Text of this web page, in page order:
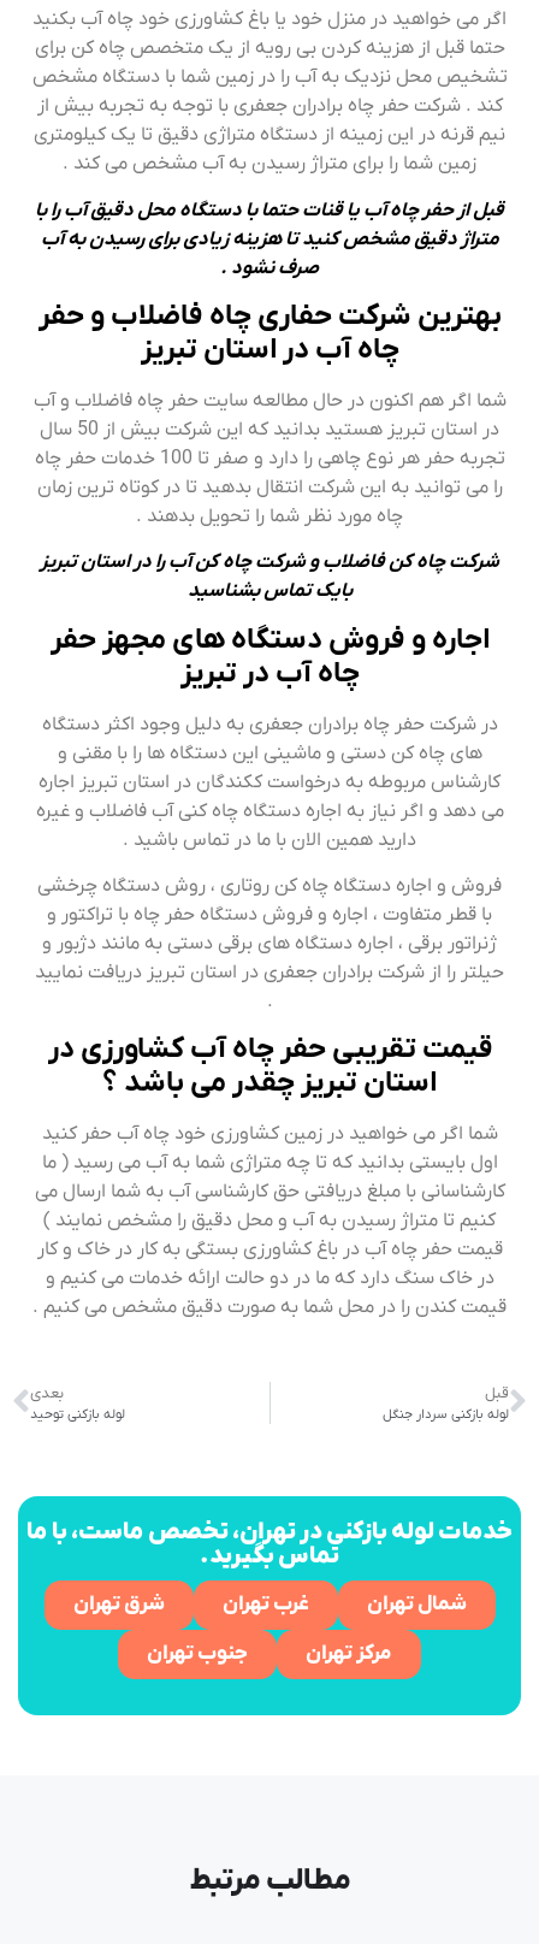
اگر می خواهید در منزل خود یا باغ کشاورزی خود چاه آب بکنید
حتما قبل از هزینه کردن بی رویه از یک متخصص چاه کن برای
تشخیص محل نزدیک به آب را در زمین شما با دستگاه مشخص
کند . شرکت حفر چاه برادران جعفری با توجه به تجربه بیش از
نیم قرنه در این زمینه از دستگاه متراژی دقیق تا یک کیلومتری
زمین شما را برای متراژ رسیدن به آب مشخص می کند .
قبل از حفر چاه آب یا قنات حتما با دستگاه محل دقیق آب را با
متراژ دقیق مشخص کنید تا هزینه زیادی برای رسیدن به آب
صرف نشود .
بهترین شرکت حفاری چاه فاضلاب و حفر
چاه آب در استان تبریز
شما اگر هم اکنون در حال مطالعه سایت حفر چاه فاضلاب و آب
در استان تبریز هستید بدانید که این شرکت بیش از 50 سال
تجربه حفر هر نوع چاهی را دارد و صفر تا 100 خدمات حفر چاه
را می توانید به این شرکت انتقال بدهید تا در کوتاه ترین زمان
چاه مورد نظر شما را تحویل بدهند .
شرکت چاه کن فاضلاب و شرکت چاه کن آب را در استان تبریز
بایک تماس بشناسید
اجاره و فروش دستگاه های مجهز حفر
چاه آب در تبریز
در شرکت حفر چاه برادران جعفری به دلیل وجود اکثر دستگاه
های چاه کن دستی و ماشینی این دستگاه ها را با مقنی و
کارشناس مربوطه به درخواست ککندگان در استان تبریز اجاره
می دهد و اگر نیاز به اجاره دستگاه چاه کنی آب فاضلاب و غیره
دارید همین الان با ما در تماس باشید .
فروش و اجاره دستگاه چاه کن روتاری ، روش دستگاه چرخشی
با قطر متفاوت ، اجاره و فروش دستگاه حفر چاه با تراکتور و
ژنراتور برقی ، اجاره دستگاه های برقی دستی به مانند دژبور و
حیلتر را از شرکت برادران جعفری در استان تبریز دریافت نمایید
قیمت تقریبی حفر چاه آب کشاورزی در
استان تبریز چقدر می باشد ؟
شما اگر می خواهید در زمین کشاورزی خود چاه آب حفر کنید
اول بایستی بدانید که تا چه متراژی شما به آب می رسید ( ما
کارشناسانی با مبلغ دریافتی حق کارشناسی آب به شما ارسال می
کنیم تا متراژ رسیدن به آب و محل دقیق را مشخص نمایند )
قیمت حفر چاه آب در باغ کشاورزی بستگی به کار در خاک و کار
در خاک سنگ دارد که ما در دو حالت ارائه خدمات می کنیم و
قیمت کندن را در محل شما به صورت دقیق مشخص می کنیم .
قبل
لوله بازکنی سردار جنگل
بعدی
لوله بازکنی توحید
خدمات لوله بازکنی در تهران، تخصص ماست، با ما
تماس بگیرید.
شمال تهران غرب تهران
شرق تهران
مرکز تهران
جنوب تهران
مطالب مرتبط